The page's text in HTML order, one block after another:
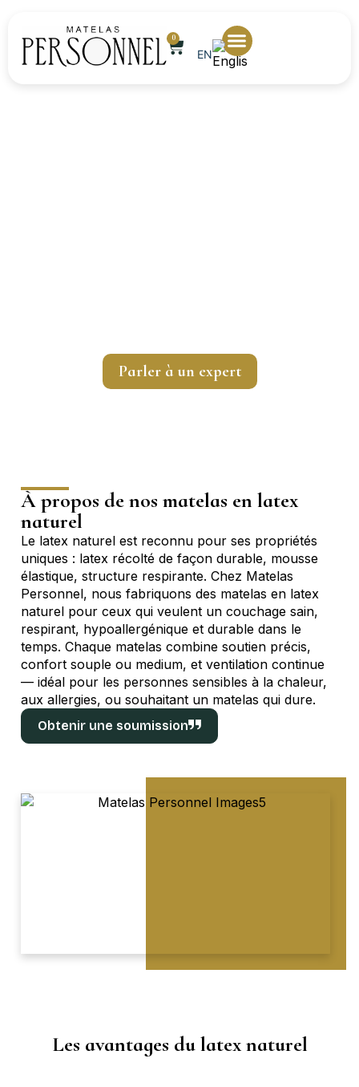
EN
0
Parler à un expert
À propos de nos matelas en latex
naturel
Le latex naturel est reconnu pour ses propriétés
uniques : latex récolté de façon durable, mousse
élastique, structure respirante. Chez Matelas
Personnel, nous fabriquons des matelas en latex
naturel pour ceux qui veulent un couchage sain,
respirant, hypoallergénique et durable dans le
temps. Chaque matelas combine soutien précis,
confort souple ou medium, et ventilation continue
— idéal pour les personnes sensibles à la chaleur,
aux allergies, ou souhaitant un matelas qui dure.
Obtenir une soumission
Les avantages du latex naturel